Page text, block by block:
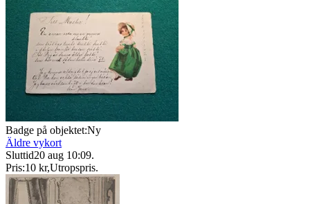
Badge på objektet:Ny
Äldre vykort
Sluttid20 aug 10:09.
Pris:10 kr,Utropspris.